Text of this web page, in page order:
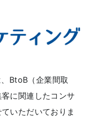
BtoB（企業間取
に関連したコンサ
いただいておりま